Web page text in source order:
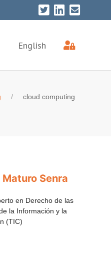
English
cloud computing
Senra
en Derecho de las
la Información y la
(TIC)